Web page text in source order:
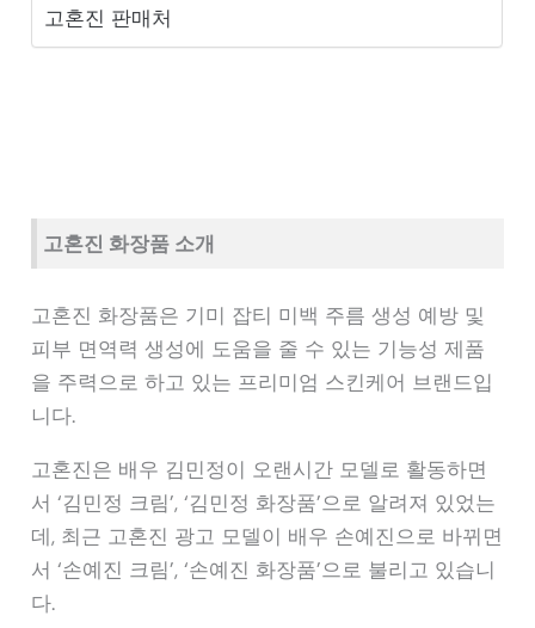
고혼진 판매처
고혼진 화장품 소개
고혼진 화장품은 기미 잡티 미백 주름 생성 예방 및
피부 면역력 생성에 도움을 줄 수 있는 기능성 제품
을 주력으로 하고 있는 프리미엄 스킨케어 브랜드입
니다.
고혼진은 배우 김민정이 오랜시간 모델로 활동하면
서 ‘김민정 크림’, ‘김민정 화장품’으로 알려져 있었는
데, 최근 고혼진 광고 모델이 배우 손예진으로 바뀌면
서 ‘손예진 크림’, ‘손예진 화장품’으로 불리고 있습니
다.